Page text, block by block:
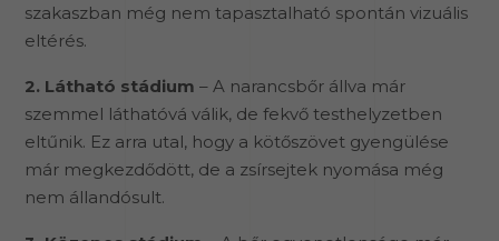
szakaszban még nem tapasztalható spontán vizuális
eltérés.
2. Látható stádium – A narancsbőr állva már
szemmel láthatóvá válik, de fekvő testhelyzetben
eltűnik. Ez arra utal, hogy a kötőszövet gyengülése
már megkezdődött, de a zsírsejtek nyomása még
nem állandósult.